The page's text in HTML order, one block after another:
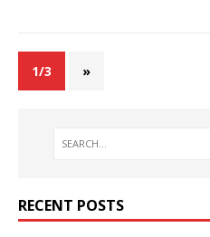
1/3 »
RECENT POSTS